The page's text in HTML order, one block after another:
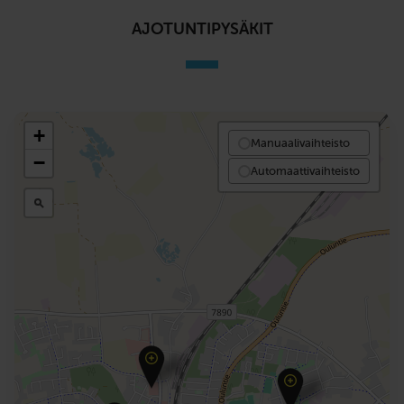
AJOTUNTIPYSÄKIT
+
−
Manuaalivaihteisto
Automaattivaihteisto